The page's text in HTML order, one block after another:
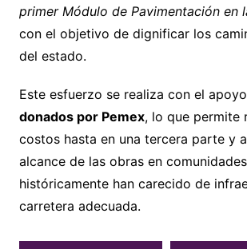
primer Módulo de Pavimentación en
con el objetivo de dignificar los
del estado.
Este esfuerzo se realiza con el
donados por Pemex, lo que permite
costos hasta en una tercera parte y
alcance de las obras en
históricamente han carecido de
carretera adecuada.